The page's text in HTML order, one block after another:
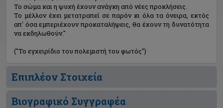
Το σώμα και η ψυχή έχουν ανάγκη από νέες προκλήσεις.
Το μέλλον έχει μετατραπεί σε παρόν κι όλα τα όνειρα, εκτός
απ' όσα εμπεριέχουν προκαταλήψεις, θα έχουν τη δυνατότητα
να εκδηλωθούν."
("Το εγχειρίδιο του πολεμιστή του φωτός")
Επιπλέον Στοιχεία
Βιογραφικό Συγγραφέα